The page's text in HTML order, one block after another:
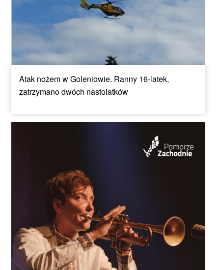
Atak nożem w Goleniowie. Ranny 16-latek,
zatrzymano dwóch nastolatków